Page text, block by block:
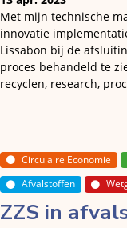
Met mijn technische
innovatie
Lissabon bij de
proces behandeld te
recyclen, research,
Circulaire Economie
Afvalstoffen
ZZS in